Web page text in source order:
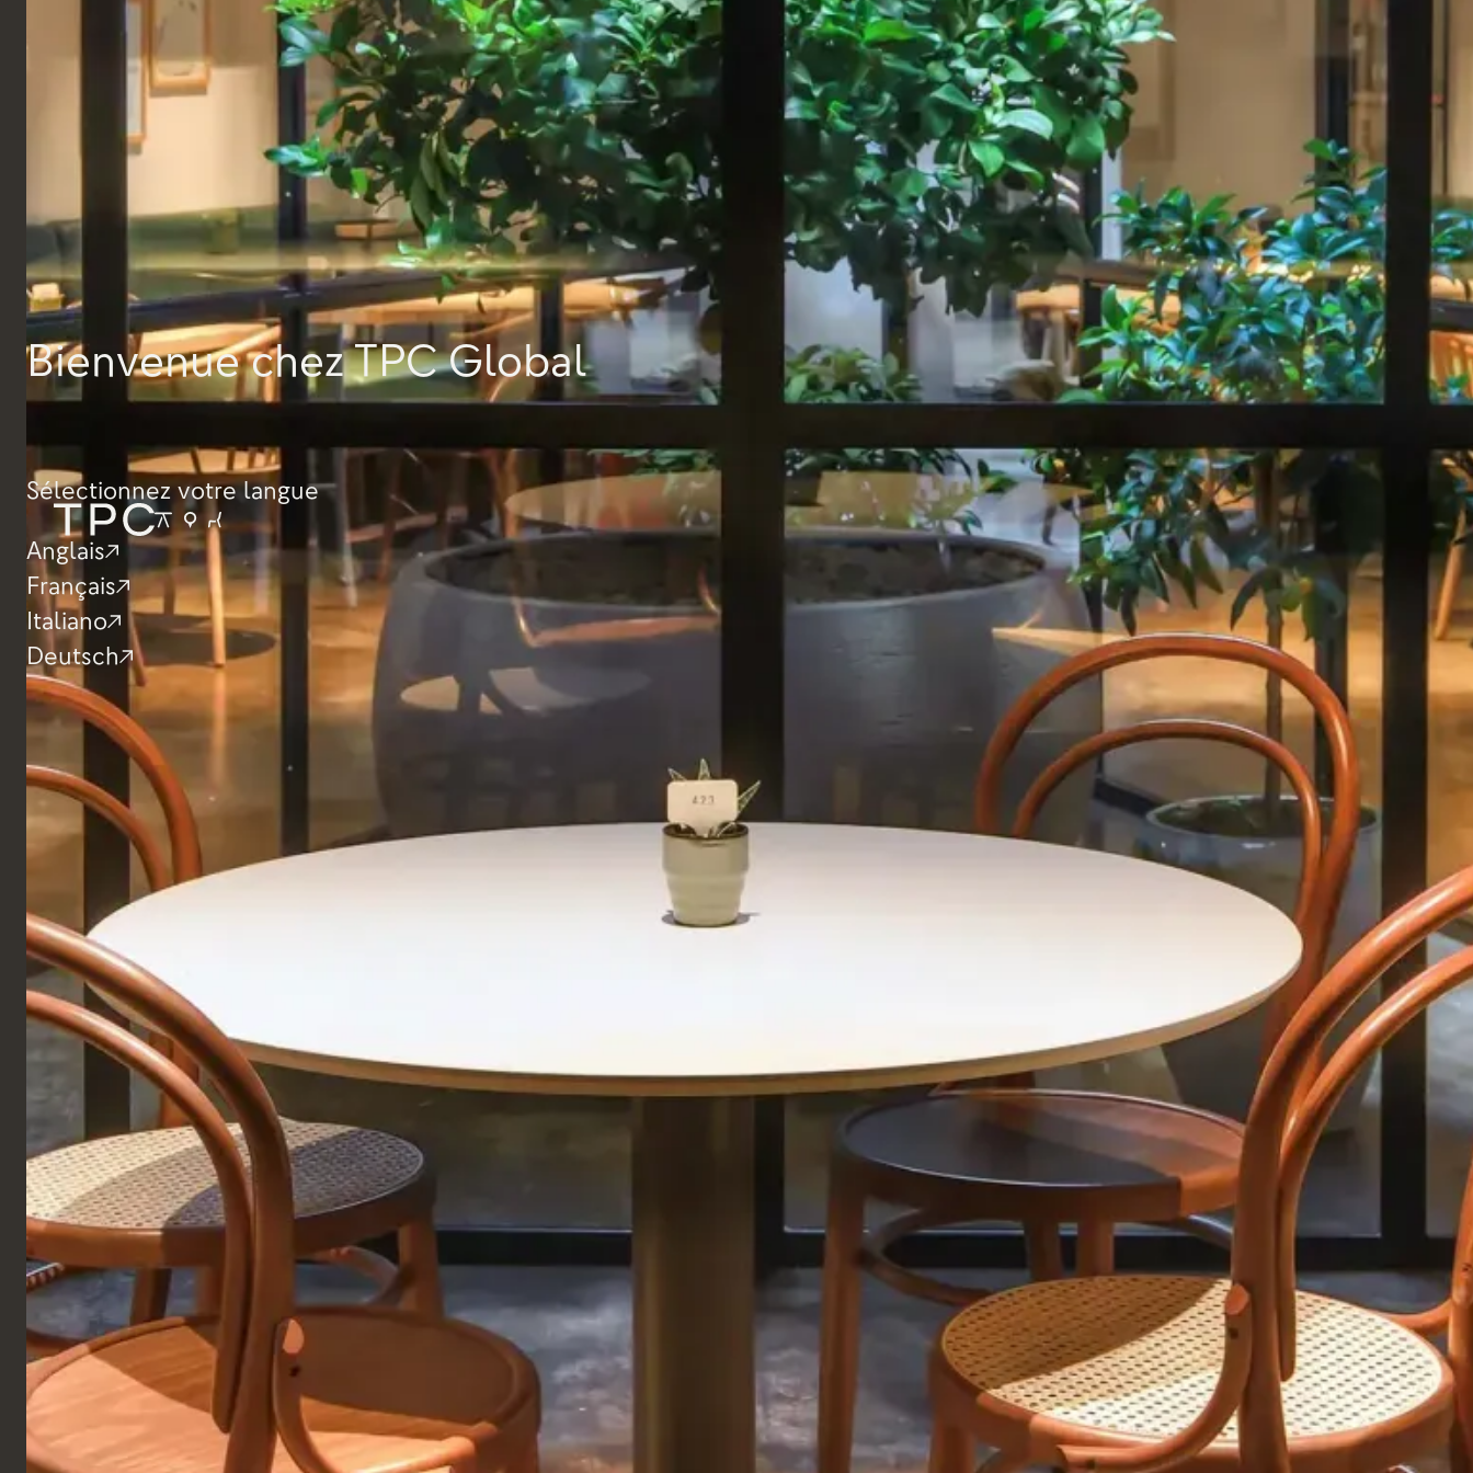
Bienvenue chez TPC Global
Sélectionnez votre langue
Anglais
Français
Italiano
Deutsch
sommes fiers d'avoir contribué à donner vie à cette
Notre équipe a travaillé en étroite collaboration
avec les concepteurs du projet pour fournir une
sélection d’assises. La chaise lounge Mozart ajoute
une touche d'élégance intemporelle aux zones
d'entrée, tandis que les chaises Geneva et Hobson
offrent à la fois confort et caractère dans les salles
Chaque pièce a été personnalisée pour répondre
aux besoins esthétiques et opérationnels de l'hôtel,
garantissant une intégration parfaite de la forme, la
fonction et l’identité.
Fauteuils
Fauteuil Mozart
GALERIE
HÔTEL
Pullman Bercy
DISCUTER DE VOTRE PROJET